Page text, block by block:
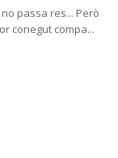
passa res... Però
conegut compa...